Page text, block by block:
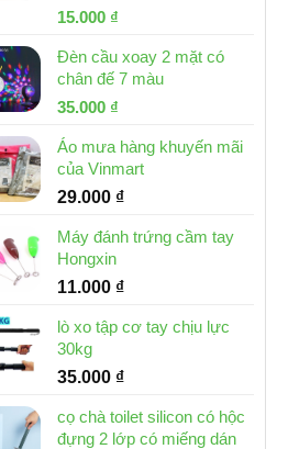
Giá
là:
32.000 ₫.
15.000 ₫
tại
là:
Đèn cầu xoay 2 mặt có
chân đế 7 màu
Giá
là:
46.000 ₫.
35.000 ₫
tại
là:
35.000 ₫.
Áo mưa hàng khuyến mãi
của Vinmart
29.000 ₫
Máy đánh trứng cầm tay
Hongxin
11.000 ₫
lò xo tập cơ tay chịu lực
30kg
35.000 ₫
cọ chà toilet silicon có hộc
đựng 2 lớp có miếng dán